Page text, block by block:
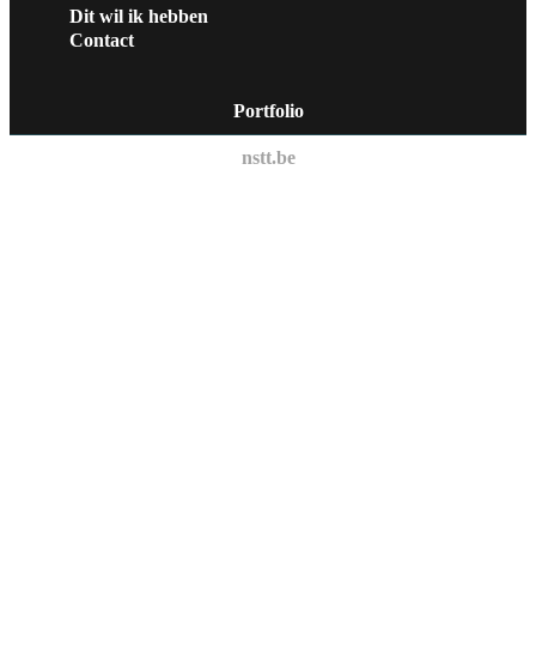
Dit wil ik hebben
Contact
Portfolio
nstt.be